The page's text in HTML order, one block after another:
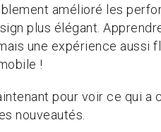
amélioré les
plus élégant.
une expérience aussi
!
pour voir ce qui a
nouveautés.